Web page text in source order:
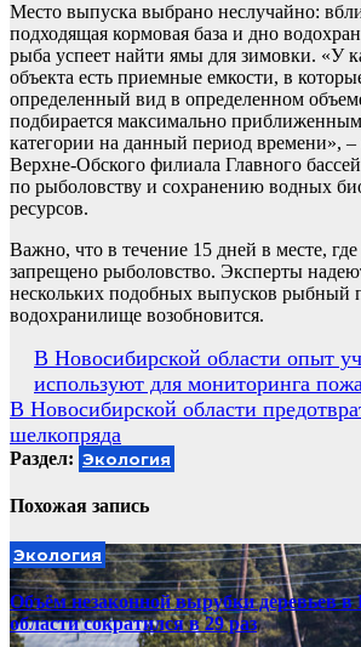
Место выпуска выбрано неслучайно:
подходящая кормовая база и дно
рыба успеет найти ямы для зимовки. «У
объекта есть приемные емкости, в
определенный вид в определенном
подбирается максимально
категории на данный период времени»,
Верхне-Обского филиала Главного
по рыболовству и сохранению водных
ресурсов.
Важно, что в течение 15 дней в месте,
запрещено рыболовство. Эксперты
нескольких подобных выпусков рыбный
водохранилище возобновится.
Навигация
по
записям
В Новосибирской области опыт
используют для мониторинга
В Новосибирской области
шелкопряда
Раздел: Экология
Похожая запись
Экология
Объём незаконной вырубки деревьев в
области сократился в 29 раз